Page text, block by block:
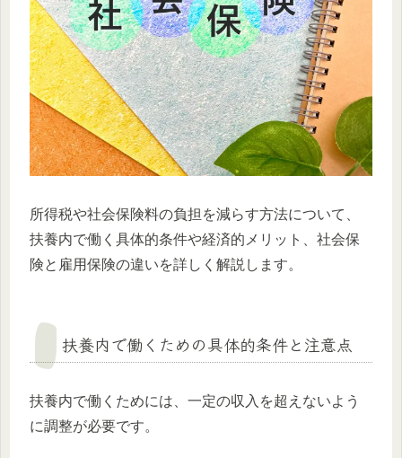
所得税や社会保険料の負担を減らす方法について、
扶養内で働く具体的条件や経済的メリット、社会保
険と雇用保険の違いを詳しく解説します。
扶養内で働くための具体的条件と注意点
扶養内で働くためには、一定の収入を超えないよう
に調整が必要です。